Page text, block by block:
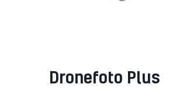
Dronefoto Plus